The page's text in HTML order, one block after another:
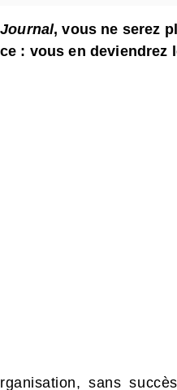
, vous ne serez
: vous en deviendrez
sans